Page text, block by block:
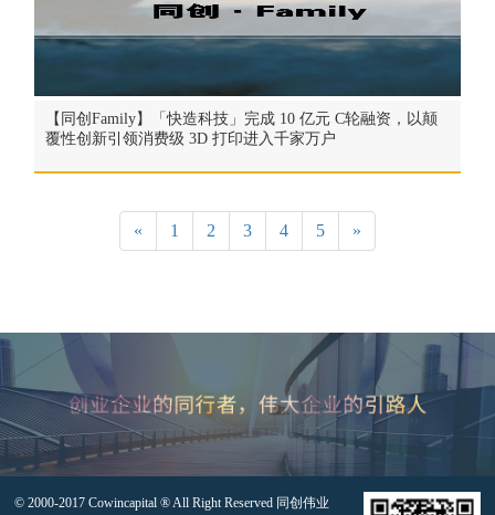
【同创Family】「快造科技」完成 10 亿元 C轮融资，以颠
覆性创新引领消费级 3D 打印进入千家万户
« 1 2 3 4 5 »
© 2000-2017 Cowincapital ® All Right Reserved 同创伟业